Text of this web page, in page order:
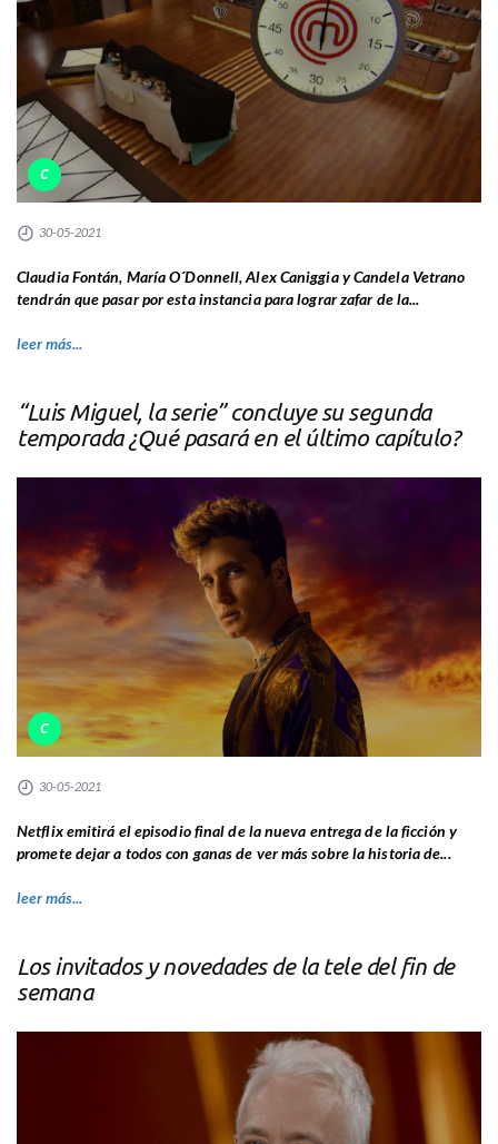
C
30-05-2021
Claudia Fontán, María O´Donnell, Alex Caniggia y Candela Vetrano
tendrán que pasar por esta instancia para lograr zafar de la...
leer más...
“Luis Miguel, la serie” concluye su segunda
temporada ¿Qué pasará en el último capítulo?
C
30-05-2021
Netflix emitirá el episodio final de la nueva entrega de la ficción y
promete dejar a todos con ganas de ver más sobre la historia de...
leer más...
Los invitados y novedades de la tele del fin de
semana